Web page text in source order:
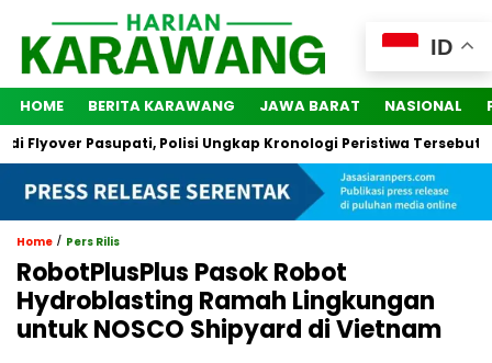
HOME BERITA KARAWANG JAWA BARAT NASIONAL
Pasupati, Polisi Ungkap Kronologi Peristiwa Tersebut
Home / Pers Rilis
RobotPlusPlus Pasok Robot
Hydroblasting Ramah Lingkungan
untuk NOSCO Shipyard di Vietnam
ID